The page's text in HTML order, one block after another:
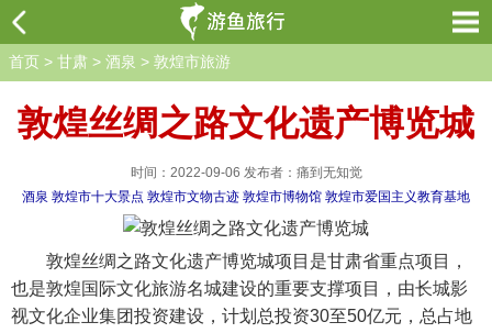
首页 > 甘肃 > 酒泉 > 敦煌市旅游
敦煌丝绸之路文化遗产博览城
时间：2022-09-06 发布者：痛到无知觉
酒泉 敦煌市十大景点 敦煌市文物古迹 敦煌市博物馆 敦煌市爱国主义教育基地
敦煌丝绸之路文化遗产博览城项目是甘肃省重点项目，
也是敦煌国际文化旅游名城建设的重要支撑项目，由长城影
视文化企业集团投资建设，计划总投资30至50亿元，总占地